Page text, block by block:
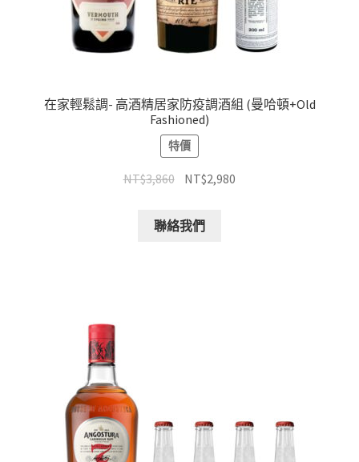
在家輕鬆調- 高酒精居家防疫調酒組 (曼哈頓+Old
Fashioned)
特價
NT$3,860 NT$2,980
聯絡我們